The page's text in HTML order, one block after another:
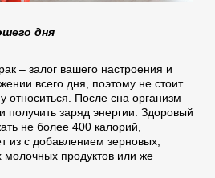
дня
– залог вашего настроения и
всего дня, поэтому не стоит
относиться. После сна организм
получить заряд энергии. Здоровый
не более 400 калорий,
из с добавлением зерновых,
продуктов или же